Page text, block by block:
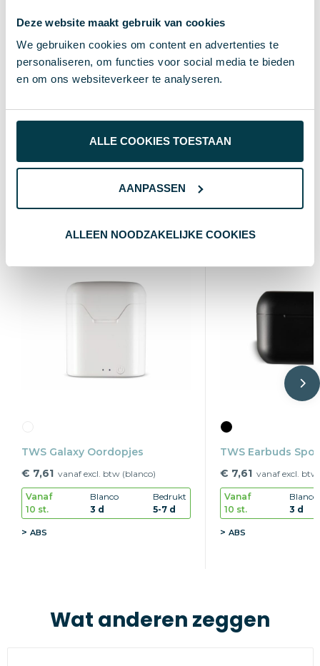
Deze website maakt gebruik van cookies
We gebruiken cookies om content en advertenties te
personaliseren, om functies voor social media te bieden
en om ons websiteverkeer te analyseren.
ALLE COOKIES TOESTAAN
AANPASSEN
ALLEEN NOODZAKELIJKE COOKIES
Kleur Wit
Afmeting 7X7X1,9 CM
Hoogte 1.9 cm
7 cm
Wat anderen bekijken
TWS Galaxy Oordopjes
€ 7,61 vanaf excl. btw (blanco)
Vanaf
10 st.
Blanco
3 d
Bedrukt
5-7 d
ABS
TWS Earbuds
€ 7,61 vanaf excl.
Vanaf
10 st.
Blanco
3 d
ABS
Wat anderen zeggen